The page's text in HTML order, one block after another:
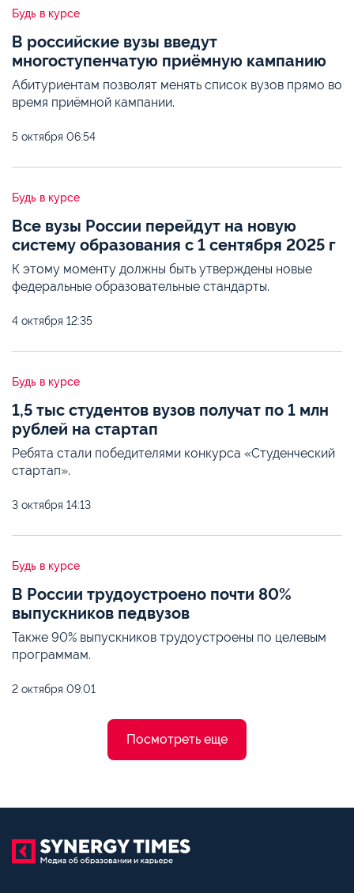
Будь в курсе
В российские вузы введут
многоступенчатую приёмную кампанию
Абитуриентам позволят менять список вузов прямо во
время приёмной кампании.
5 октября 06:54
Будь в курсе
Все вузы России перейдут на новую
систему образования с 1 сентября 2025 г
К этому моменту должны быть утверждены новые
федеральные образовательные стандарты.
4 октября 12:35
Будь в курсе
1,5 тыс студентов вузов получат по 1 млн
рублей на стартап
Ребята стали победителями конкурса «Студенческий
стартап».
3 октября 14:13
Будь в курсе
В России трудоустроено почти 80%
выпускников педвузов
Также 90% выпускников трудоустроены по целевым
программам.
2 октября 09:01
Посмотреть еще